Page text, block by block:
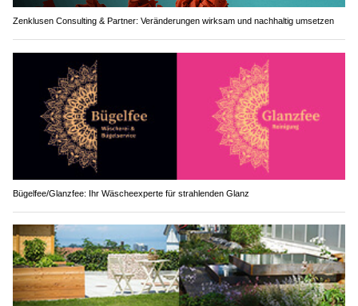
Zenklusen Consulting & Partner: Veränderungen wirksam und nachhaltig umsetzen
Bügelfee/Glanzfee: Ihr Wäscheexperte für strahlenden Glanz